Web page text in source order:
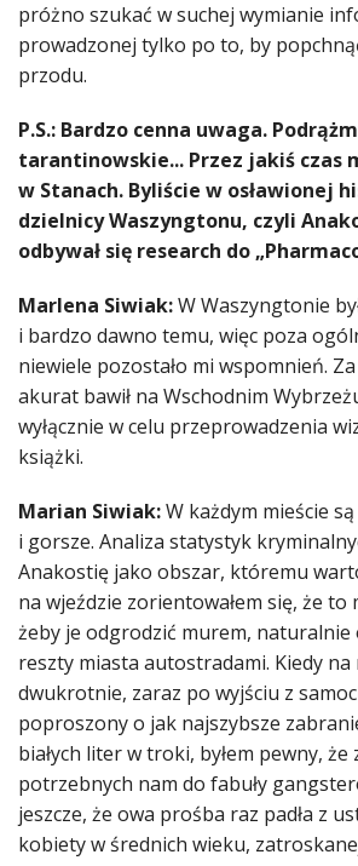
próżno szukać w suchej wymianie
prowadzonej tylko po to, by
przodu.
P.S.: Bardzo cenna uwaga.
tarantinowskie... Przez jakiś czas
w Stanach. Byliście w osławionej
dzielnicy Waszyngtonu, czyli
odbywał się research do
Marlena Siwiak:W Waszyngtonie
i bardzo dawno temu, więc poza
niewiele pozostało mi wspomnień.
akurat bawił na Wschodnim
wyłącznie w celu przeprowadzenia
książki.
Marian Siwiak:W każdym mieście
i gorsze. Analiza statystyk
Anakostię jako obszar, któremu
na wjeździe zorientowałem się, że to
żeby je odgrodzić murem, naturalnie
reszty miasta autostradami. Kiedy na
dwukrotnie, zaraz po wyjściu z
poproszony o jak najszybsze
białych liter w troki, byłem pewny, że
potrzebnych nam do fabuły
jeszcze, że owa prośba raz padła z
kobiety w średnich wieku,